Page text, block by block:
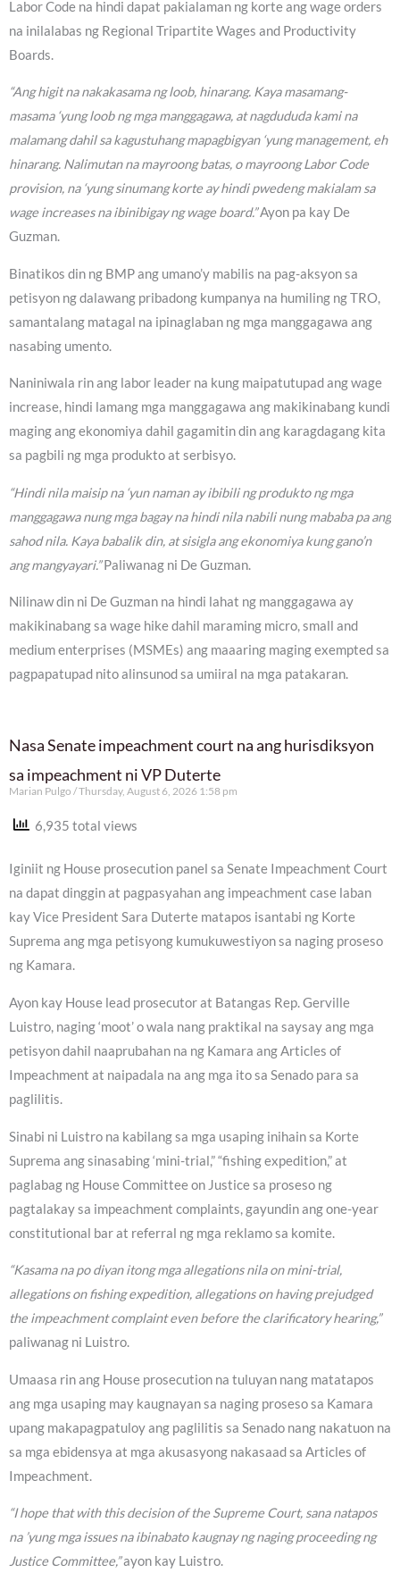
Labor Code na hindi dapat pakialaman ng korte ang wage orders
na inilalabas ng Regional Tripartite Wages and Productivity
Boards.
“Ang higit na nakakasama ng loob, hinarang. Kaya masamang-
masama ‘yung loob ng mga manggagawa, at nagdududa kami na
malamang dahil sa kagustuhang mapagbigyan ‘yung management, eh
hinarang. Nalimutan na mayroong batas, o mayroong Labor Code
provision, na ‘yung sinumang korte ay hindi pwedeng makialam sa
wage increases na ibinibigay ng wage board.”Ayon pa kay De
Guzman.
Binatikos din ng BMP ang umano’y mabilis na pag-aksyon sa
petisyon ng dalawang pribadong kumpanya na humiling ng TRO,
samantalang matagal na ipinaglaban ng mga manggagawa ang
nasabing umento.
Naniniwala rin ang labor leader na kung maipatutupad ang wage
increase, hindi lamang mga manggagawa ang makikinabang kundi
maging ang ekonomiya dahil gagamitin din ang karagdagang kita
sa pagbili ng mga produkto at serbisyo.
“Hindi nila maisip na ‘yun naman ay ibibili ng produkto ng mga
manggagawa nung mga bagay na hindi nila nabili nung mababa pa ang
sahod nila. Kaya babalik din, at sisigla ang ekonomiya kung gano’n
ang mangyayari.”Paliwanag ni De Guzman.
Nilinaw din ni De Guzman na hindi lahat ng manggagawa ay
makikinabang sa wage hike dahil maraming micro, small and
medium enterprises (MSMEs) ang maaaring maging exempted sa
pagpapatupad nito alinsunod sa umiiral na mga patakaran.
Nasa Senate impeachment court na ang hurisdiksyon
sa impeachment ni VP Duterte
Marian Pulgo Thursday, August 6, 2026 1:58 pm
6,935 total views
Iginiit ng House prosecution panel sa Senate Impeachment Court
na dapat dinggin at pagpasyahan ang impeachment case laban
kay Vice President Sara Duterte matapos isantabi ng Korte
Suprema ang mga petisyong kumukuwestiyon sa naging proseso
ng Kamara.
Ayon kay House lead prosecutor at Batangas Rep. Gerville
Luistro, naging ‘moot’ o wala nang praktikal na saysay ang mga
petisyon dahil naaprubahan na ng Kamara ang Articles of
Impeachment at naipadala na ang mga ito sa Senado para sa
paglilitis.
Sinabi ni Luistro na kabilang sa mga usaping inihain sa Korte
Suprema ang sinasabing ‘mini-trial,” “fishing expedition,” at
paglabag ng House Committee on Justice sa proseso ng
pagtalakay sa impeachment complaints, gayundin ang one-year
constitutional bar at referral ng mga reklamo sa komite.
“Kasama na po diyan itong mga allegations nila on mini-trial,
allegations on fishing expedition, allegations on having prejudged
the impeachment complaint even before the clarificatory hearing,”
paliwanag ni Luistro.
Umaasa rin ang House prosecution na tuluyan nang matatapos
ang mga usaping may kaugnayan sa naging proseso sa Kamara
upang makapagpatuloy ang paglilitis sa Senado nang nakatuon na
sa mga ebidensya at mga akusasyong nakasaad sa Articles of
Impeachment.
“I hope that with this decision of the Supreme Court, sana natapos
na ’yung mga issues na ibinabato kaugnay ng naging proceeding ng
Justice Committee,”ayon kay Luistro.